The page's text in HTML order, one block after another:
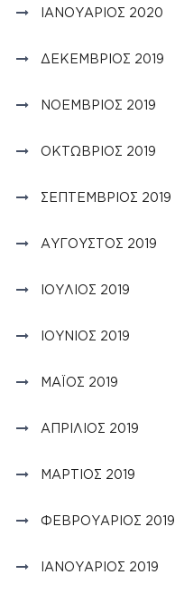
ΙΑΝΟΥΆΡΙΟΣ 2020
ΔΕΚΈΜΒΡΙΟΣ 2019
ΝΟΈΜΒΡΙΟΣ 2019
ΟΚΤΏΒΡΙΟΣ 2019
ΣΕΠΤΈΜΒΡΙΟΣ 2019
ΑΎΓΟΥΣΤΟΣ 2019
ΙΟΎΛΙΟΣ 2019
ΙΟΎΝΙΟΣ 2019
ΜΆΙΟΣ 2019
ΑΠΡΊΛΙΟΣ 2019
ΜΆΡΤΙΟΣ 2019
ΦΕΒΡΟΥΆΡΙΟΣ 2019
ΙΑΝΟΥΆΡΙΟΣ 2019